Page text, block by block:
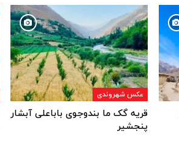
عکس شهروندی
قریه گک ما بندوجوی باباعلی آبشار
پنجشیر